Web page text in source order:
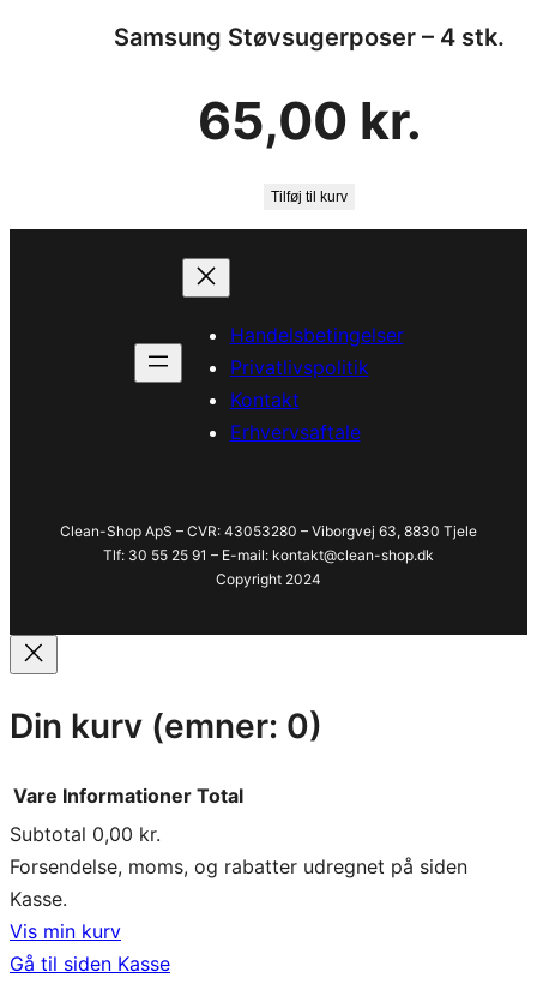
Samsung Støvsugerposer – 4 stk.
65,00 kr.
Tilføj til kurv
Handelsbetingelser
Privatlivspolitik
Kontakt
Erhvervsaftale
Clean-Shop ApS – CVR: 43053280 – Viborgvej 63, 8830 Tjele
Tlf: 30 55 25 91 – E-mail: kontakt@clean-shop.dk
Copyright 2024
Din kurv (emner: 0)
Varer
i
indkøbskurv
Vare Informationer Total
Subtotal 0,00 kr.
Forsendelse, moms, og rabatter udregnet på siden
Kasse.
Vis min kurv
Gå til siden Kasse